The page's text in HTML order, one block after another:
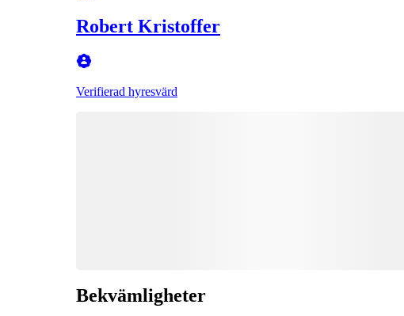
Robert Kristoffer
Verifierad hyresvärd
Bekvämligheter